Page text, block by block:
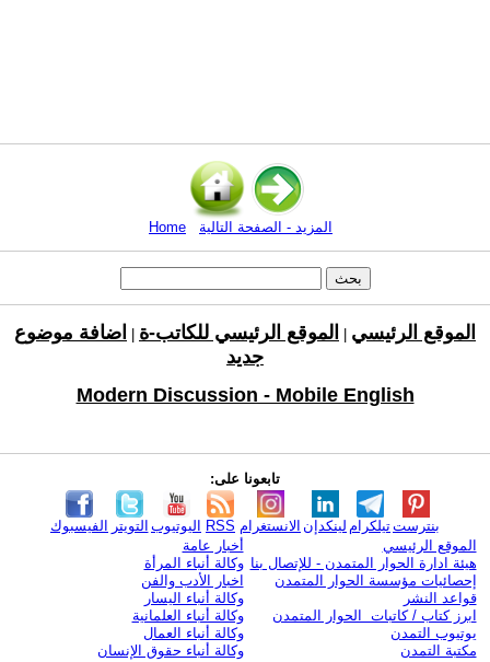
Home المزيد - الصفحة التالية
الموقع الرئيسي الموقع الرئيسي للكاتب-ة
اضافة موضوع
جديد
Modern Discussion - Mobile English
تابعونا على:
الفيسبوك التويتر اليوتيوب RSS الانستغرام لينكدإن تيلكرامبنترست
الموقع الرئيسي
هيئة ادارة الحوار المتمدن - للإتصال بنا
إحصائيات مؤسسة الحوار المتمدن
قواعد النشر
ابرز كتاب / كاتبات الحوار المتمدن
يوتيوب التمدن
مكتبة التمدن
أخبار عامة
وكالة أنباء المرأة
اخبار الأدب والفن
وكالة أنباء اليسار
وكالة أنباء العلمانية
وكالة أنباء العمال
وكالة أنباء حقوق الإنسان